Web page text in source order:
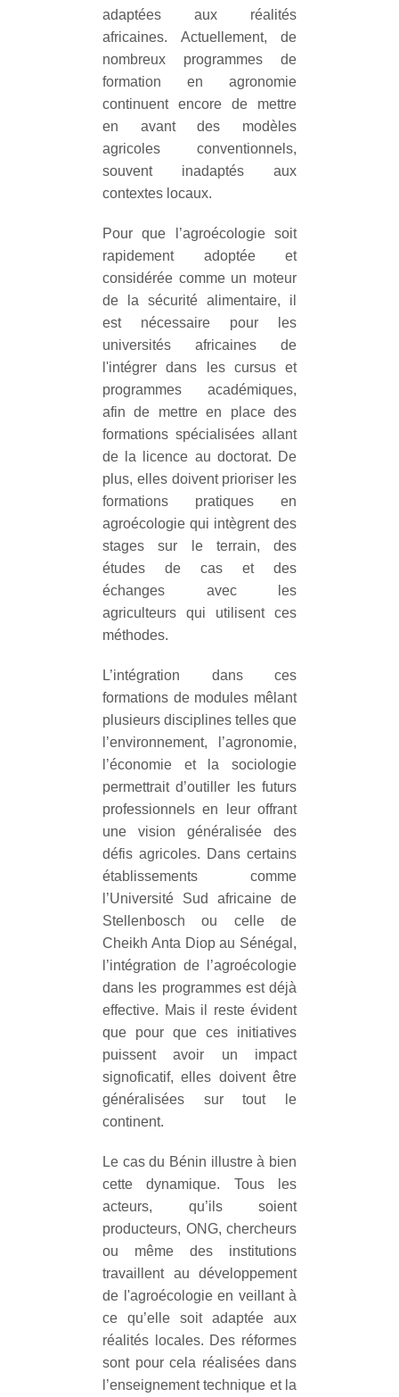
adaptées aux réalités
africaines. Actuellement, de
nombreux programmes de
formation en agronomie
continuent encore de mettre
en avant des modèles
agricoles conventionnels,
souvent inadaptés aux
contextes locaux.
Pour que l’agroécologie soit
rapidement adoptée et
considérée comme un moteur
de la sécurité alimentaire, il
est nécessaire pour les
universités africaines de
l'intégrer dans les cursus et
programmes académiques,
afin de mettre en place des
formations spécialisées allant
de la licence au doctorat. De
plus, elles doivent prioriser les
formations pratiques en
agroécologie qui intègrent des
stages sur le terrain, des
études de cas et des
échanges avec les
agriculteurs qui utilisent ces
méthodes.
L’intégration dans ces
formations de modules mêlant
plusieurs disciplines telles que
l’environnement, l’agronomie,
l’économie et la sociologie
permettrait d’outiller les futurs
professionnels en leur offrant
une vision généralisée des
défis agricoles. Dans certains
établissements comme
l’Université Sud africaine de
Stellenbosch ou celle de
Cheikh Anta Diop au Sénégal,
l’intégration de l’agroécologie
dans les programmes est déjà
effective. Mais il reste évident
que pour que ces initiatives
puissent avoir un impact
signoficatif, elles doivent être
généralisées sur tout le
continent.
Le cas du Bénin illustre à bien
cette dynamique. Tous les
acteurs, qu’ils soient
producteurs, ONG, chercheurs
ou même des institutions
travaillent au développement
de l'agroécologie en veillant à
ce qu’elle soit adaptée aux
réalités locales. Des réformes
sont pour cela réalisées dans
l’enseignement technique et la